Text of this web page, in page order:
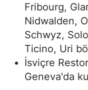
Fribourg,
Nidwalden,
Schwyz,
Ticino, Uri
İsviçre
Geneva'da